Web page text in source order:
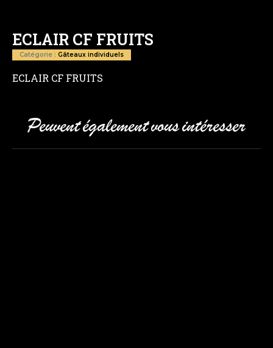
ECLAIR CF FRUITS
Catégorie : Gâteaux individuels
ECLAIR CF FRUITS
Peuvent également vous intéresser